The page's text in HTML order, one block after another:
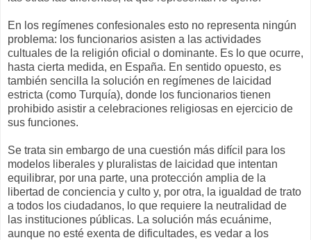
En los regímenes confesionales esto no representa ningún
problema: los funcionarios asisten a las actividades
cultuales de la religión oficial o dominante. Es lo que ocurre,
hasta cierta medida, en España. En sentido opuesto, es
también sencilla la solución en regímenes de laicidad
estricta (como Turquía), donde los funcionarios tienen
prohibido asistir a celebraciones religiosas en ejercicio de
sus funciones.
Se trata sin embargo de una cuestión más difícil para los
mo­delos liberales y pluralistas de laicidad que intentan
equili­brar, por una parte, una protección amplia de la
libertad de conciencia y culto y, por otra, la igualdad de trato
a todos los ciudadanos, lo que requiere la neutralidad de
las institu­ciones públicas. La solución más ecuánime,
aunque no esté exenta de dificultades, es vedar a los